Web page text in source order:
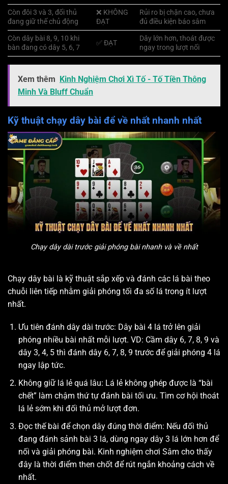
Còn đôi 3 và 3, đối thủ
đang giữ thế chủ động
❌ KHÔNG
ĐẠT
Rủi ro bị chặn cao, chưa
đủ điều kiện báo sâm
Còn dây bài 8, 9, 10 khi
bàn đang có dây 5, 6, 7
✅ ĐẠT
Dây lớn hơn, thoát được
ngay trong lượt nối
Xem thêm
Kinh Nghiệm Chơi Xì Tố - Tố Tiền Thông
Minh Và Bluff Chuẩn
Kỹ thuật chạy dây bài để về nhất nhanh nhất
Chạy dây dài trước giải phóng bài nhanh và về nhất
Chạy dây bài là kỹ thuật sắp xếp và đánh các lá bài theo
chuỗi liên tiếp nhằm giải phóng tối đa số lá trong ít lượt
nhất.
Ưu tiên đánh dây dài trước: Dây bài 4 lá trở lên giải
phóng nhiều bài nhất mỗi lượt. VD: Cầm dây 6, 7, 8, 9 và
dây 3, 4, 5 thì đánh dây 6, 7, 8, 9 trước để giải phóng 4 lá
ngay lập tức.
Không giữ lá lẻ quá lâu: Lá lẻ không ghép được là “bài
chết” làm chậm thứ tự đánh bài tối ưu. Tìm cơ hội thoát
lá lẻ sớm khi đối thủ mở lượt đơn.
Đọc thế bài để chọn dây đúng thời điểm: Nếu đối thủ
đang đánh sảnh bài 3 lá, dùng ngay dây 3 lá lớn hơn để
nối và giải phóng bài. Kinh nghiệm chơi Sâm cho thấy
đây là thời điểm then chốt để rút ngắn khoảng cách về
nhất.